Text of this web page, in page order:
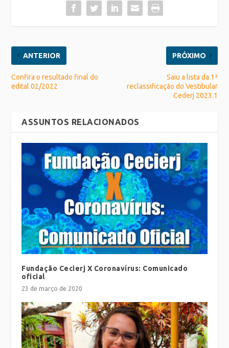
ANTERIOR
Confira o resultado final do
edital 02/2022
PRÓXIMO
Saiu a lista da 1ª
reclassificação do Vestibular
Cederj 2023.1
ASSUNTOS RELACIONADOS
Fundação Cecierj X Coronavírus: Comunicado
oficial
23 de março de 2020